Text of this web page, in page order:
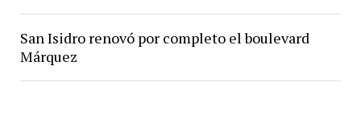
San Isidro renovó por completo el boulevard
Márquez